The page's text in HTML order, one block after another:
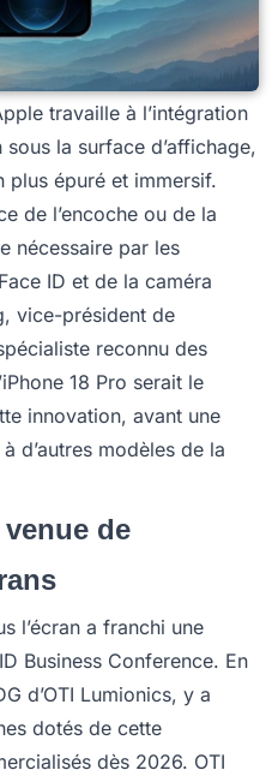
travaille à l’intégration
la surface d’affichage,
épuré et immersif.
de l’encoche ou de la
nécessaire par les
ID et de la caméra
vice-président de
reconnu des
18 Pro serait le
innovation, avant une
d’autres modèles de la
de
l’écran a franchi une
Business Conference. En
d’OTI Lumionics, y a
dotés de cette
dès 2026. OTI